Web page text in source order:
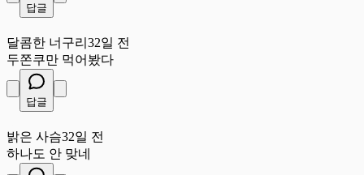
답글
달콤한 너구리 32일 전
두쫀쿠만 먹어봤다
답글
밝은 사슴32일 전
하나도 안 맞네